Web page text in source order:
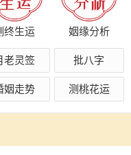
终生运 姻缘分析
老灵签 批八字
姻走势 测桃花运